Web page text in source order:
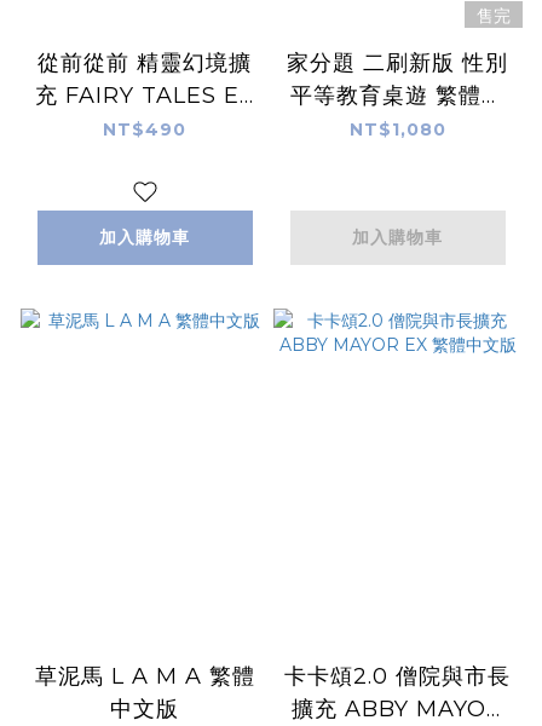
從前從前 精靈幻境擴
充 FAIRY TALES EX
繁體中文版
NT$490
加入購物車
售完
家分題 二刷新版 性別
平等教育桌遊 繁體中
文版
NT$1,080
加入購物車
草泥馬 L A M A 繁體
中文版
卡卡頌2.0 僧院與市長
擴充 ABBY MAYOR